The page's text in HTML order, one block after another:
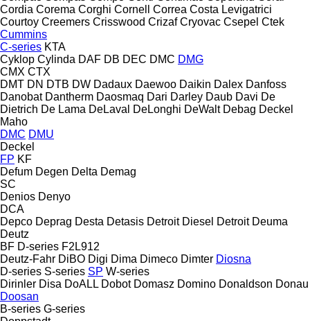
Cordia Corema Corghi Cornell Correa Costa Levigatrici
Courtoy Creemers Crisswood Crizaf Cryovac Csepel Ctek
Cummins
C-series KTA
Cyklop Cylinda DAF DB DEC DMC DMG
CMX CTX
DMT DN DTB DW Dadaux Daewoo Daikin Dalex Danfoss
Danobat Dantherm Daosmaq Dari Darley Daub Davi De
Dietrich De Lama DeLaval DeLonghi DeWalt Debag Deckel
Maho
DMC DMU
Deckel
FP KF
Defum Degen Delta Demag
SC
Denios Denyo
DCA
Depco Deprag Desta Detasis Detroit Diesel Detroit Deuma
Deutz
BF D-series F2L912
Deutz-Fahr DiBO Digi Dima Dimeco Dimter Diosna
D-series S-series SP W-series
Dirinler Disa DoALL Dobot Domasz Domino Donaldson Donau
Doosan
B-series G-series